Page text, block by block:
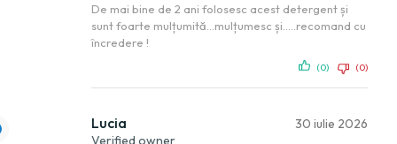
De mai bine de 2 ani folosesc acest detergent și
sunt foarte mulțumită…mulțumesc și…..recomand cu
încredere !
(0) (0)
Lucia
Verified owner
30 iulie 2026